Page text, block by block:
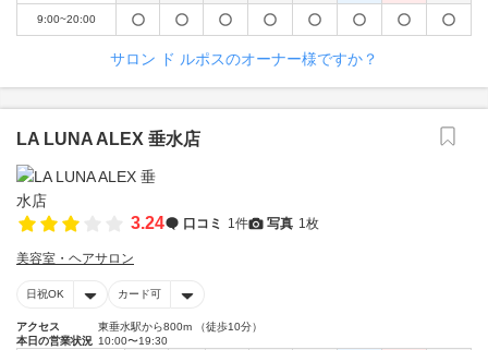
9:00~20:00
サロン ド ルポスのオーナー様ですか？
LA LUNA ALEX 垂水店
3.24 口コミ 1件 写真 1枚
美容室・ヘアサロン
日祝OK カード可
アクセス
東垂水駅から800m （徒歩10分）
本日の営業状況 10:00〜19:30